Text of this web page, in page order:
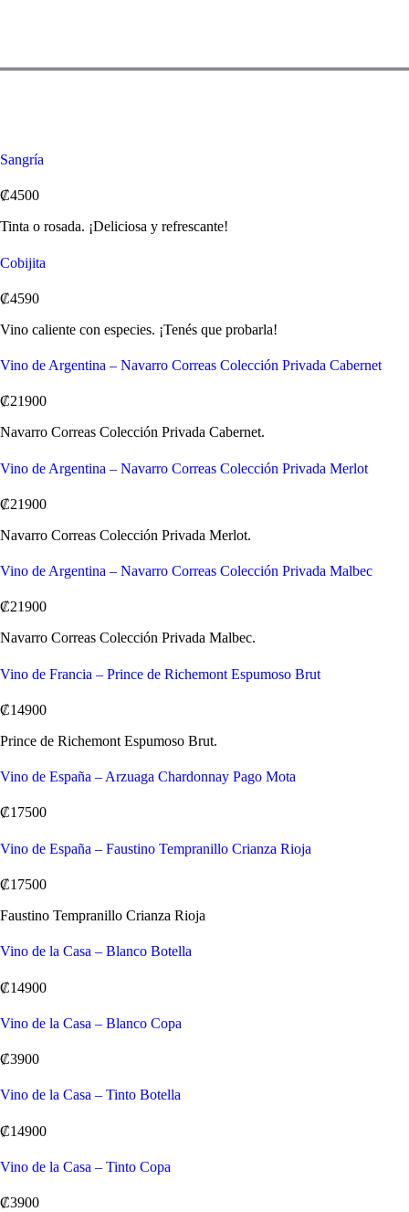
Sangría
₡4500
Tinta o rosada. ¡Deliciosa y refrescante!
Cobijita
₡4590
Vino caliente con especies. ¡Tenés que probarla!
Vino de Argentina – Navarro Correas Colección Privada Cabernet
₡21900
Navarro Correas Colección Privada Cabernet.
Vino de Argentina – Navarro Correas Colección Privada Merlot
₡21900
Navarro Correas Colección Privada Merlot.
Vino de Argentina – Navarro Correas Colección Privada Malbec
₡21900
Navarro Correas Colección Privada Malbec.
Vino de Francia – Prince de Richemont Espumoso Brut
₡14900
Prince de Richemont Espumoso Brut.
Vino de España – Arzuaga Chardonnay Pago Mota
₡17500
Vino de España – Faustino Tempranillo Crianza Rioja
₡17500
Faustino Tempranillo Crianza Rioja
Vino de la Casa – Blanco Botella
₡14900
Vino de la Casa – Blanco Copa
₡3900
Vino de la Casa – Tinto Botella
₡14900
Vino de la Casa – Tinto Copa
₡3900